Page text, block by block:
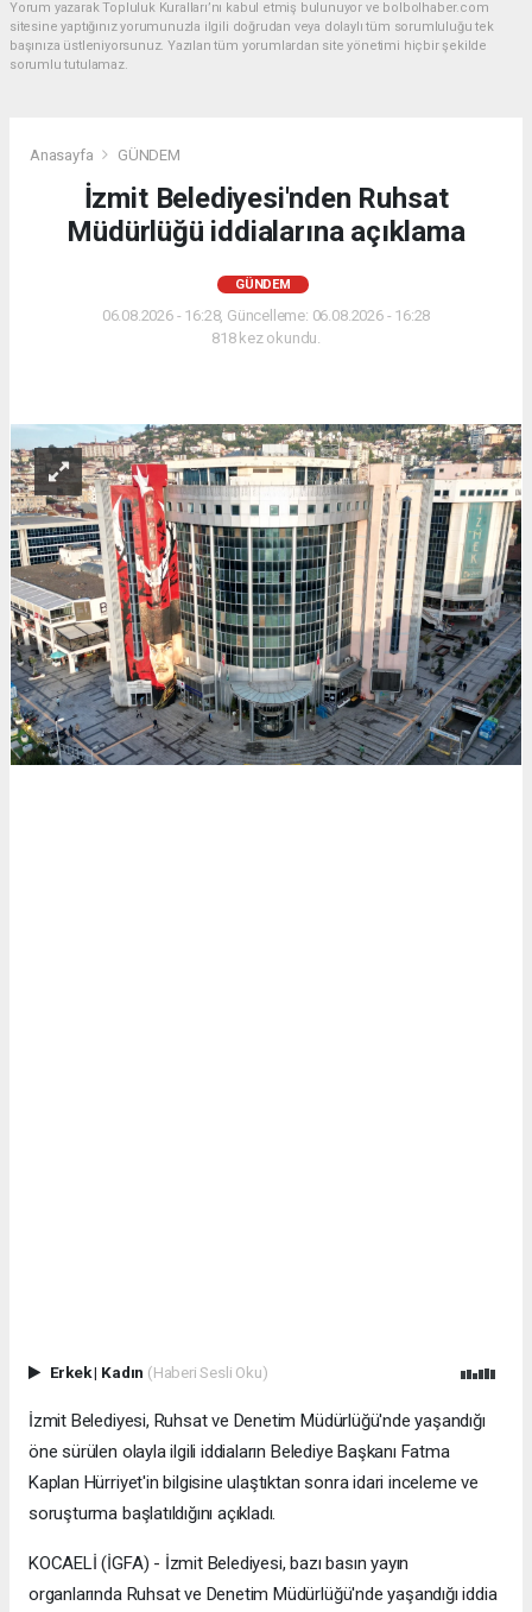
Yorum yazarak Topluluk Kuralları’nı kabul etmiş bulunuyor ve bolbolhaber.com
sitesine yaptığınız yorumunuzla ilgili doğrudan veya dolaylı tüm sorumluluğu tek
başınıza üstleniyorsunuz. Yazılan tüm yorumlardan site yönetimi hiçbir şekilde
sorumlu tutulamaz.
Anasayfa GÜNDEM
İzmit Belediyesi'nden Ruhsat
Müdürlüğü iddialarına açıklama
GÜNDEM
06.08.2026 - 16:28, Güncelleme: 06.08.2026 - 16:28
818 kez okundu.
Erkek| Kadın (Haberi Sesli Oku)
İzmit Belediyesi, Ruhsat ve Denetim Müdürlüğü'nde yaşandığı
öne sürülen olayla ilgili iddiaların Belediye Başkanı Fatma
Kaplan Hürriyet'in bilgisine ulaştıktan sonra idari inceleme ve
soruşturma başlatıldığını açıkladı.
KOCAELİ (İGFA) - İzmit Belediyesi, bazı basın yayın
organlarında Ruhsat ve Denetim Müdürlüğü'nde yaşandığı iddia